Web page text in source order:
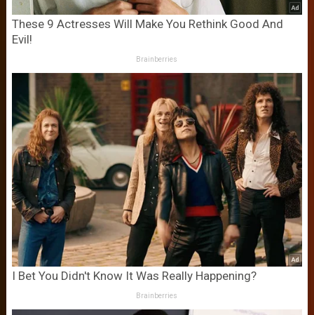
These 9 Actresses Will Make You Rethink Good And
Evil!
Brainberries
I Bet You Didn't Know It Was Really Happening?
Brainberries